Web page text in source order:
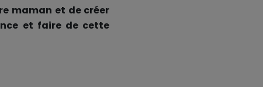
maman et de créer
et faire de cette